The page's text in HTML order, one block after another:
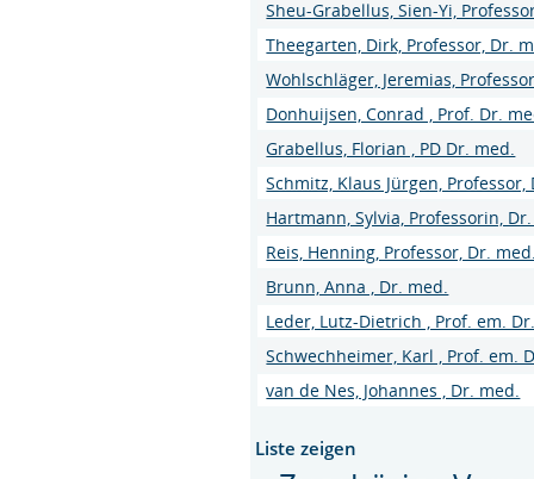
Sheu-Grabellus, Sien-Yi,
Theegarten, Dirk, Professor, Dr.
Wohlschläger, Jeremias,
Donhuijsen, Conrad , Prof. Dr.
Grabellus, Florian , PD Dr. med.
Schmitz, Klaus Jürgen, Professor,
Hartmann, Sylvia, Professorin,
Reis, Henning, Professor, Dr.
Brunn, Anna , Dr. med.
Leder, Lutz-Dietrich , Prof. em.
Schwechheimer, Karl , Prof. em.
van de Nes, Johannes , Dr. med.
Liste zeigen